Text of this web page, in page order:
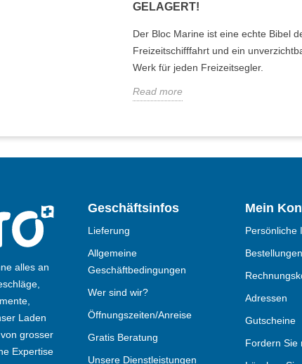
GELAGERT!
Der Bloc Marine ist eine echte Bibel
Freizeitschifffahrt und ein
Werk für jeden Freizeitsegler.
Read more
alles an
Laden
grosser
Expertise
Geschäftsinfos
Lieferung
Allgemeine
Geschäftbedingungen
Wer sind wir?
Öffnungszeiten/Anreise
Gratis Beratung
Unsere Dienstleistungen
Mein
Persönliche
Bestellungen
Adressen
Gutscheine
Fordern Sie